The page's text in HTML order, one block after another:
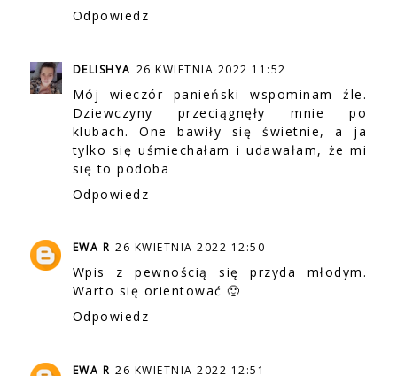
Odpowiedz
DELISHYA 26 KWIETNIA 2022 11:52
Mój wieczór panieński wspominam źle.
Dziewczyny przeciągnęły mnie po
klubach. One bawiły się świetnie, a ja
tylko się uśmiechałam i udawałam, że mi
się to podoba
Odpowiedz
EWA R 26 KWIETNIA 2022 12:50
Wpis z pewnością się przyda młodym.
Warto się orientować 🙂
Odpowiedz
EWA R 26 KWIETNIA 2022 12:51